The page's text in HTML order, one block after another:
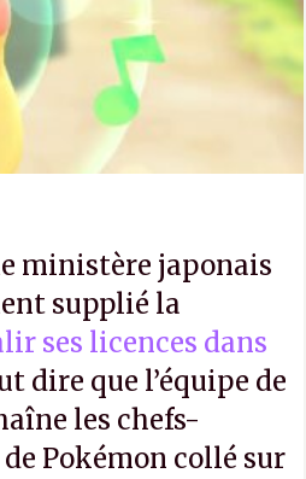
ministère japonais
supplié la
ses licences dans
dire que l’équipe de
les chefs-
Pokémon collé sur